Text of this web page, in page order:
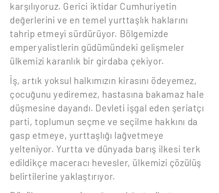
karşılıyoruz. Gerici iktidar Cumhuriyetin
değerlerini ve en temel yurttaşlık haklarını
tahrip etmeyi sürdürüyor. Bölgemizde
emperyalistlerin güdümündeki gelişmeler
ülkemizi karanlık bir girdaba çekiyor.
İş, artık yoksul halkımızın kirasını ödeyemez,
çocuğunu yediremez, hastasına bakamaz hale
düşmesine dayandı. Devleti işgal eden şeriatçı
parti, toplumun seçme ve seçilme hakkını da
gasp etmeye, yurttaşlığı lağvetmeye
yelteniyor. Yurtta ve dünyada barış ilkesi terk
edildikçe maceracı hevesler, ülkemizi çözülüş
belirtilerine yaklaştırıyor.